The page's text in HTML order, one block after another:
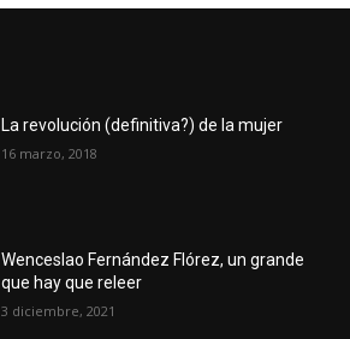
La revolución (definitiva?) de la mujer
16 marzo, 2018
Wenceslao Fernández Flórez, un grande
que hay que releer
3 diciembre, 2021